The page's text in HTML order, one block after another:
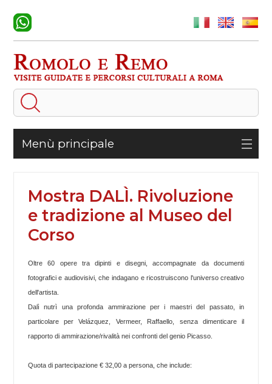
Menù principale
Mostra DALÌ. Rivoluzione
e tradizione al Museo del
Corso
Oltre 60 opere tra dipinti e disegni, accompagnate da documenti
fotografici e audiovisivi, che indagano e ricostruiscono l'universo creativo
dell'artista.
Dalì nutrì una profonda ammirazione per i maestri del passato, in
particolare per Velázquez, Vermeer, Raffaello, senza dimenticare il
rapporto di ammirazione/rivalità nei confronti del genio Picasso.
Quota di partecipazione € 32,00 a persona, che include: